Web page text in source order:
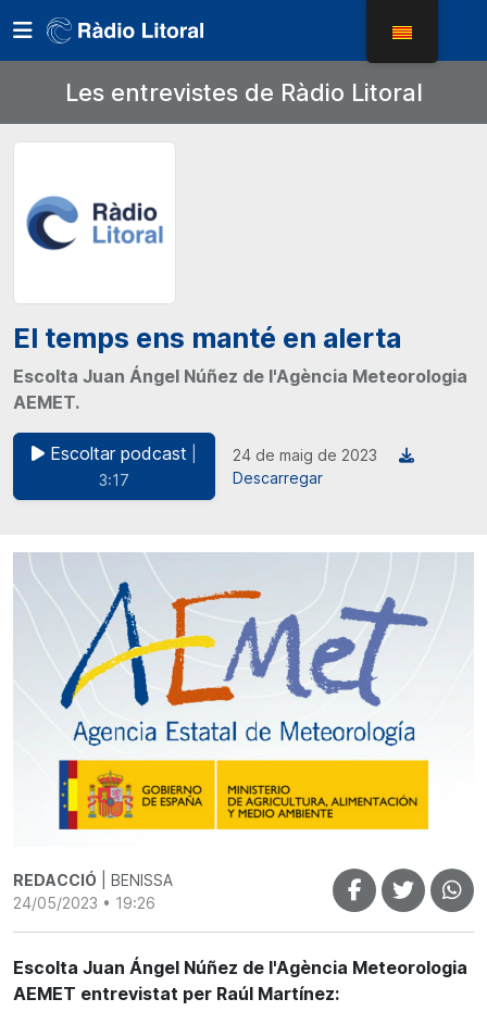
Les entrevistes de Ràdio Litoral
El temps ens manté en alerta
Escolta Juan Ángel Núñez de l'Agència Meteorologia
AEMET.
Escoltar podcast
3:17
24 de maig de 2023
Descarregar
REDACCIÓ | BENISSA
24/05/2023 • 19:26
Escolta Juan Ángel Núñez de l'Agència Meteorologia
AEMET entrevistat per Raúl Martínez: